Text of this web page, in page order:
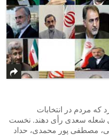
که مردم در انتخابات
شعله سعدی رأی دهند. نخست
مصطفی پور محمدی، حداد